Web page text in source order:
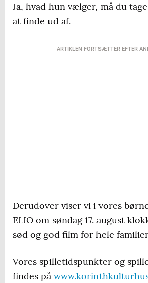
Ja, hvad hun vælger, må du
at finde ud af.
ARTIKLEN FORTSÆTTER EFTER
Derudover viser vi i vores
ELIO om søndag 17. august
sød og god film for hele
Vores spilletidspunkter og
findes på